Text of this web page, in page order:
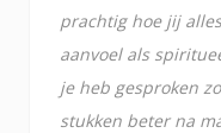
prachtig hoe jij
aanvoel als
je heb gesproken
stukken beter na